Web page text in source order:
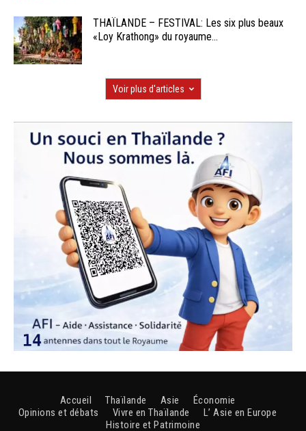
THAÏLANDE – FESTIVAL: Les six plus beaux
«Loy Krathong» du royaume...
Voir plus d'articles
Accueil Thaïlande Asie
Économie
Opinions et débats
Vivre en Thaïlande
L’ Asie en Europe
Histoire et Patrimoine